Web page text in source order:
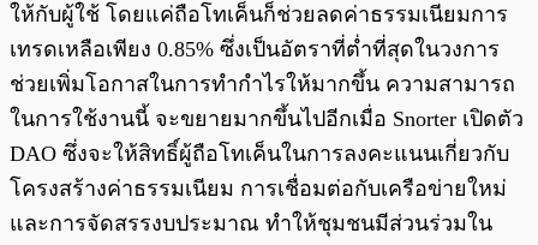
ให้กับผู้ใช้ โดยแค่ถือโทเค็นก็ช่วยลดค่าธรรมเนียมการ
เทรดเหลือเพียง 0.85% ซึ่งเป็นอัตราที่ต่ำที่สุดในวงการ
ช่วยเพิ่มโอกาสในการทำกำไรให้มากขึ้น ความสามารถ
ในการใช้งานนี้ จะขยายมากขึ้นไปอีกเมื่อ Snorter เปิดตัว
DAO ซึ่งจะให้สิทธิ์ผู้ถือโทเค็นในการลงคะแนนเกี่ยวกับ
โครงสร้างค่าธรรมเนียม การเชื่อมต่อกับเครือข่ายใหม่
และการจัดสรรงบประมาณ ทำให้ชุมชนมีส่วนร่วมใน